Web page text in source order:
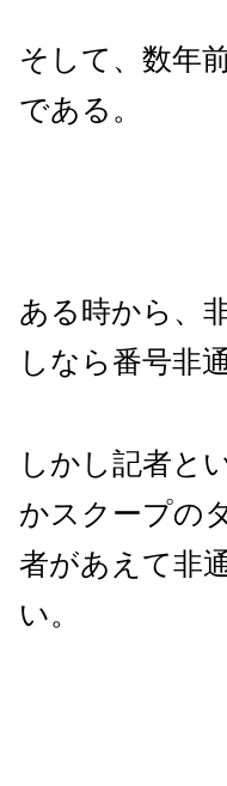
そして、数年
である。
ある時から、
しなら番号非
しかし記者と
かスクープの
者があえて非
い。